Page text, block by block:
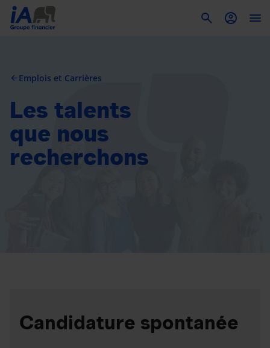
arrow_back Emplois et Carrières
Les talents
que nous
recherchons
Candidature spontanée